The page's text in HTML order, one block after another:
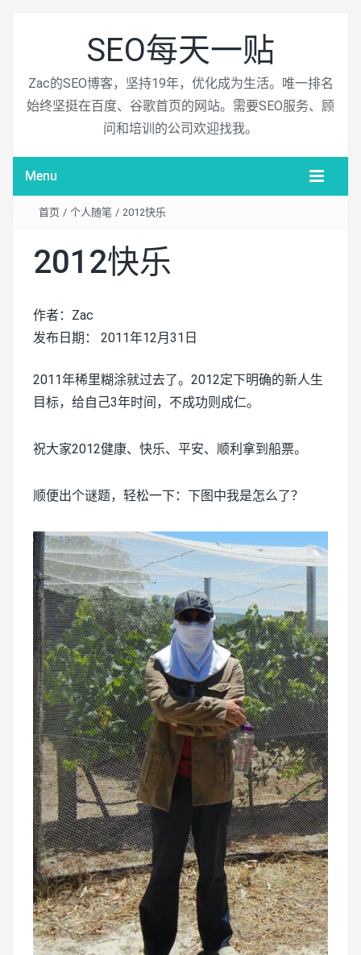
SEO每天一贴
Zac的SEO博客，坚持19年，优化成为生活。唯一排名
始终坚挺在百度、谷歌首页的网站。需要SEO服务、顾
问和培训的公司欢迎找我。
Menu
首页 / 个人随笔 / 2012快乐
2012快乐
作者：Zac
发布日期： 2011年12月31日
2011年稀里糊涂就过去了。2012定下明确的新人生
目标，给自己3年时间，不成功则成仁。
祝大家2012健康、快乐、平安、顺利拿到船票。
顺便出个谜题，轻松一下：下图中我是怎么了？